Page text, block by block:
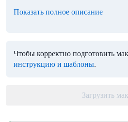
Показать полное описание
Чтобы корректно подготовить
инструкцию и шаблоны.
Загрузить